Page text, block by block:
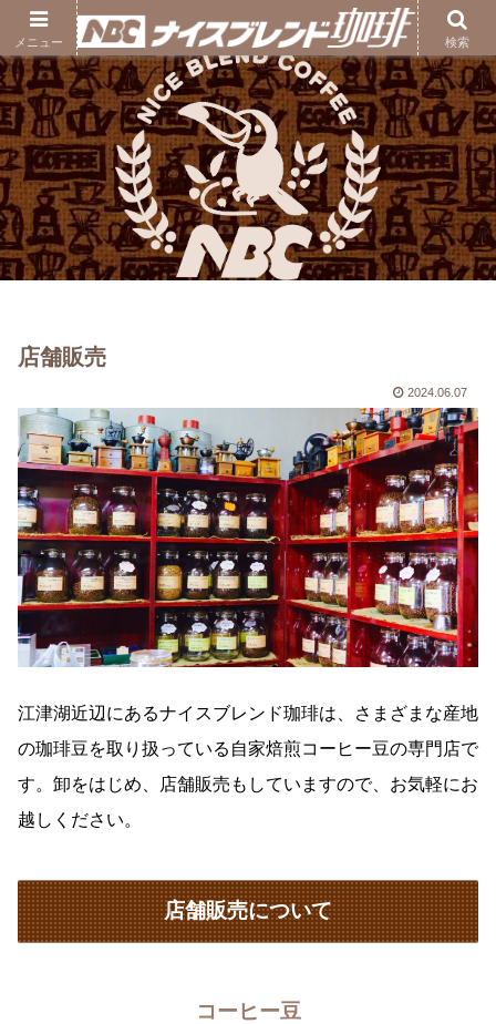
ナイスブレンド珈琲｜熊本の自家焙煎コーヒー豆専門店
店舗販売
2024.06.07
江津湖近辺にあるナイスブレンド珈琲は、さまざまな産地
の珈琲豆を取り扱っている自家焙煎コーヒー豆の専門店で
す。卸をはじめ、店舗販売もしていますので、お気軽にお
越しください。
店舗販売について
コーヒー豆
メニュー 検索